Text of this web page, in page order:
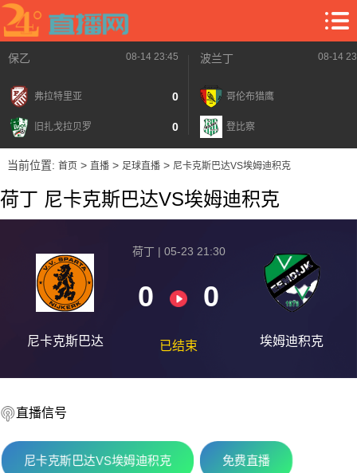
保乙 08-14 23:45
弗拉特里亚 0
旧扎戈拉贝罗 0
波兰丁 08-14
哥伦布猎鹰
登比察
当前位置: 首页> 直播> 足球直播> 尼卡克斯巴达VS埃姆迪积克
荷丁 尼卡克斯巴达VS埃姆迪积克
尼卡克斯巴达
荷丁 | 05-23 21:30
0 0
已结束 埃姆迪积克
直播信号
尼卡克斯巴达VS埃姆迪积克 免费直播
08-14 【保乙】 弗拉特里亚VS旧扎戈拉贝罗